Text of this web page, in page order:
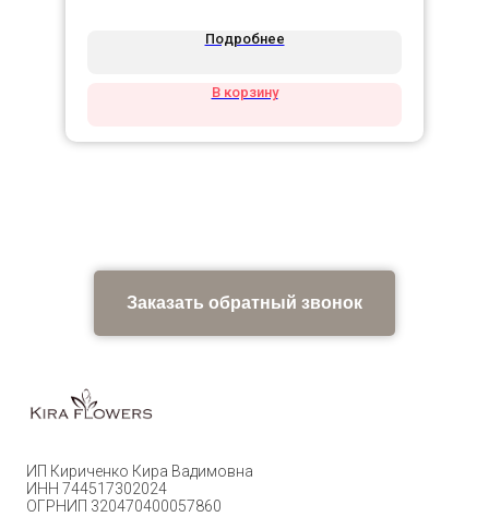
Подробнее
В корзину
Заказать обратный звонок
ИП Кириченко Кира Вадимовна
ИНН 744517302024
ОГРНИП 320470400057860